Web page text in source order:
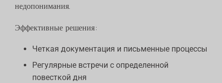
недопонимания.
Эффективные решения:
Четкая документация и письменные процессы
Регулярные встречи с определенной
повесткой дня